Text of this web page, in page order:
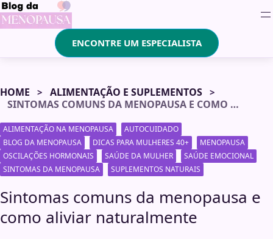
ENCONTRE UM ESPECIALISTA
HOME
ALIMENTAÇÃO E SUPLEMENTOS
SINTOMAS COMUNS DA MENOPAUSA E COMO ALIVIAR NATURALMENTE
ALIMENTAÇÃO NA MENOPAUSA
AUTOCUIDADO
BLOG DA MENOPAUSA
DICAS PARA MULHERES 40+
MENOPAUSA
OSCILAÇÕES HORMONAIS
SAÚDE DA MULHER
SAÚDE EMOCIONAL
SINTOMAS DA MENOPAUSA
SUPLEMENTOS NATURAIS
Sintomas comuns da menopausa e
como aliviar naturalmente